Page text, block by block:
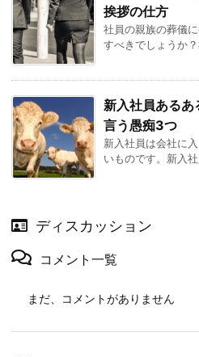
挨拶の仕方
社員の親族の葬儀
すべきでしょうか
新入社員あるあ
言う愚痴3つ
新入社員は会社に
いものです。新入
ディスカッション
コメント一覧
まだ、コメントがありません